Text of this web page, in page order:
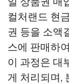
컬처랜드 현
권 등을 소액
스에 판매하
이 과정은 대
게 처리되며,